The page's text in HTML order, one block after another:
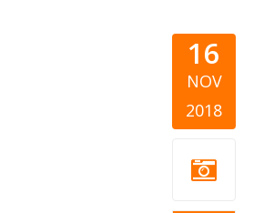
16
NOV
2018